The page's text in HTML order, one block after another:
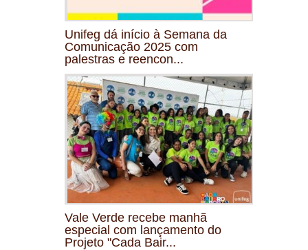
Unifeg dá início à Semana da
Comunicação 2025 com
palestras e reencon...
Vale Verde recebe manhã
especial com lançamento do
Projeto "Cada Bair...